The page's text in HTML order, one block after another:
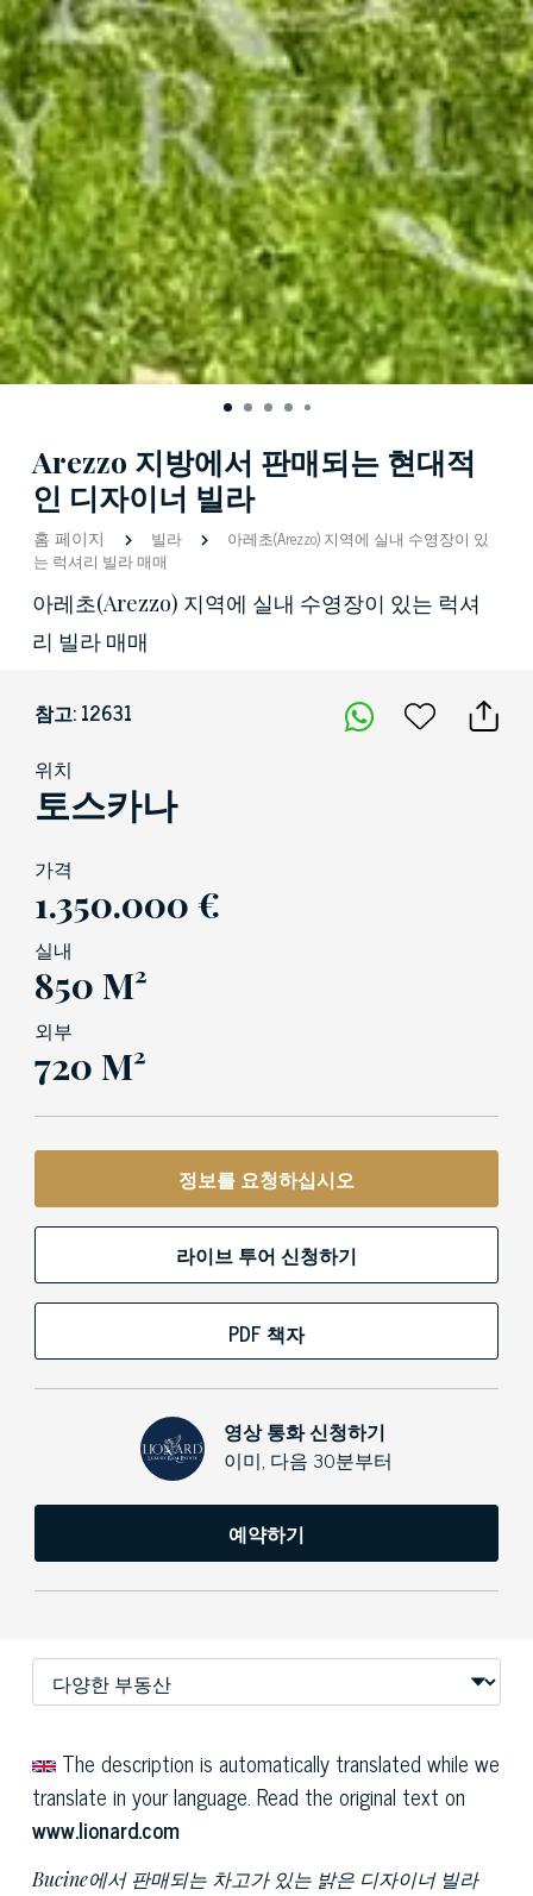
Arezzo 지방에서 판매되는 현대적
인 디자이너 빌라
홈 페이지 빌라
아레초(Arezzo) 지역에 실내 수영장이 있
는 럭셔리 빌라 매매
아레초(Arezzo) 지역에 실내 수영장이 있는 럭셔
리 빌라 매매
참고: 12631
위치
토스카나
가격
1.350.000 €
실내
850 M²
외부
720 M²
정보를 요청하십시오
라이브 투어 신청하기
PDF 책자
영상 통화 신청하기
이미, 다음 30분부터
예약하기
The description is automatically translated while we
translate in your language. Read the original text on
www.lionard.com
Bucine에서 판매되는 차고가 있는 밝은 디자이너 빌라